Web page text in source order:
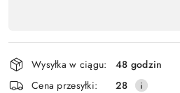
płatność
i
dostawa
Wysyłka w ciągu:
48 godzin
Cena przesyłki:
28